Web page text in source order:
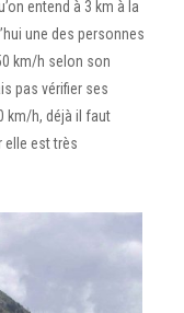
entend à 3 km à la
une des personnes
km/h selon son
pas vérifier ses
km/h, déjà il faut
elle est très